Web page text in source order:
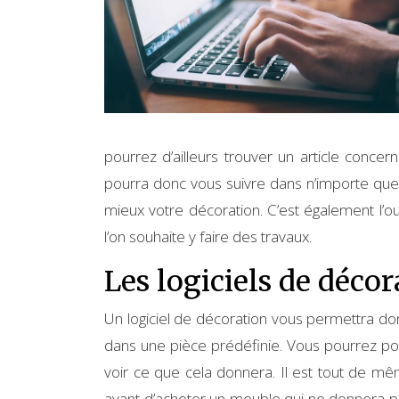
pourrez d’ailleurs trouver un article
pourra donc vous suivre dans n’importe
mieux votre décoration. C’est également
l’on souhaite y faire des travaux.
Les logiciels de
Un logiciel de décoration vous permettra
dans une pièce prédéfinie. Vous pourrez
voir ce que cela donnera. Il est tout de